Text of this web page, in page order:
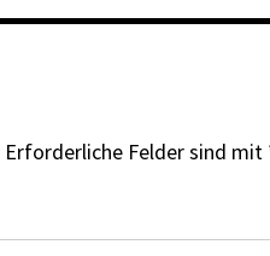
Erforderliche Felder sind mit